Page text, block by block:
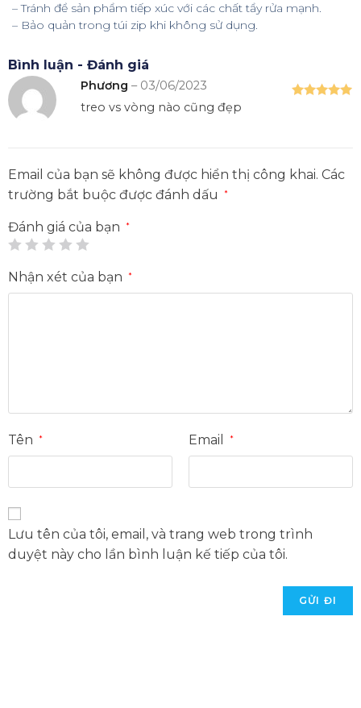
– Tránh để sản phẩm tiếp xúc với các chất tẩy rửa mạnh.
– Bảo quản trong túi zip khi không sử dụng.
Bình luận - Đánh giá
Phương – 03/06/2023
treo vs vòng nào cũng đẹp
Email của bạn sẽ không được hiển thị công khai. Các
trường bắt buộc được đánh dấu
*
Đánh giá của bạn *
Nhận xét của bạn *
Tên * Email *
Lưu tên của tôi, email, và trang web trong trình
duyệt này cho lần bình luận kế tiếp của tôi.